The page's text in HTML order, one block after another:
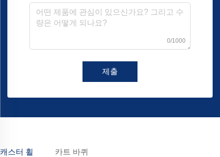
0/1000
제출
캐스터 휠 카트 바퀴